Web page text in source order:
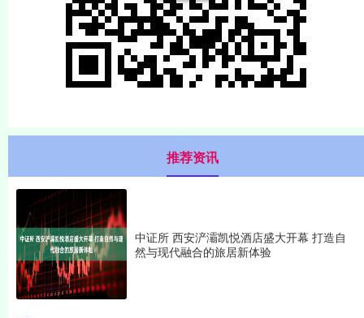
推荐资讯
中证所 西安浐灞凯悦酒店盛大开幕 打造自
然与现代融合的旅居新体验